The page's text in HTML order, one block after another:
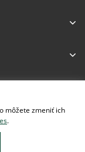
môžete zmeniť ich
.